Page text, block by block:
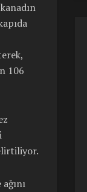
106